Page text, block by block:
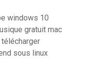
windows 10
gratuit mac
sous linux